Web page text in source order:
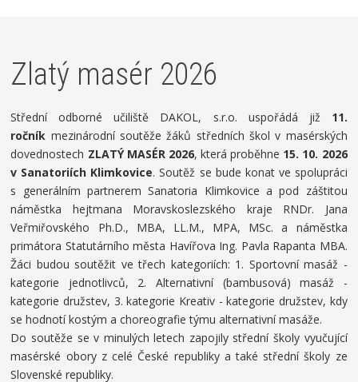
Zlatý masér 2026
Střední odborné učiliště DAKOL, s.r.o. uspořádá již 11.
ročník mezinárodní soutěže žáků středních škol v masérských
dovednostech ZLATÝ MASÉR 2026, která proběhne 15. 10. 2026
v Sanatoriích Klimkovice. Soutěž se bude konat ve spolupráci
s generálním partnerem Sanatoria Klimkovice a pod záštitou
náměstka hejtmana Moravskoslezského kraje RNDr. Jana
Veřmiřovského Ph.D., MBA, LL.M., MPA, MSc. a náměstka
primátora Statutárního města Havířova Ing. Pavla Rapanta MBA.
Žáci budou soutěžit ve třech kategoriích: 1. Sportovní masáž -
kategorie jednotlivců, 2. Alternativní (bambusová) masáž -
kategorie družstev, 3. kategorie Kreativ - kategorie družstev, kdy
se hodnotí kostým a choreografie týmu alternativní masáže.
Do soutěže se v minulých letech zapojily střední školy vyučující
masérské obory z celé České republiky a také střední školy ze
Slovenské republiky.